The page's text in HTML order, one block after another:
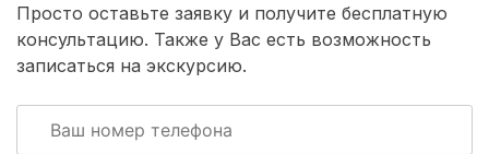
Просто оставьте заявку и получите бесплатную
консультацию. Также у Вас есть возможность
записаться на экскурсию.